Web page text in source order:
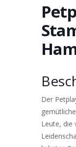
Der
Leute, die